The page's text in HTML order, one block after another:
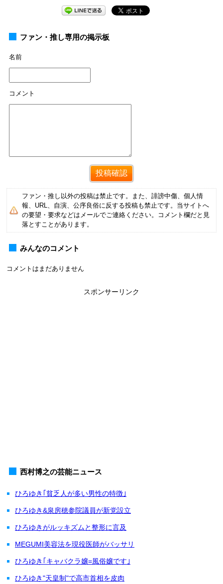
ファン・推し専用の掲示板
名前
コメント
ファン・推し以外の投稿は禁止です。また、誹謗中傷、個人情
報、URL、自演、公序良俗に反する投稿も禁止です。当サイトへ
の要望・要求などはメールでご連絡ください。コメント欄だと見
落とすことがあります。
みんなのコメント
コメントはまだありません
スポンサーリンク
西村博之の芸能ニュース
ひろゆき｢貧乏人が多い男性の特徴｣
ひろゆき&泉房穂参院議員が新党設立
ひろゆきがルッキズムと整形に言及
MEGUMI美容法を現役医師がバッサリ
ひろゆき｢キャバクラ嬢=風俗嬢です｣
ひろゆき"天皇制"で高市首相を皮肉